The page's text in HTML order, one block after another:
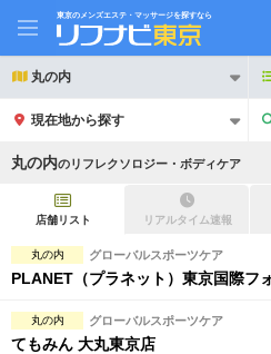
東京のメンズエステ・マッサージを探すなら
丸の内
現在地から探す
21時以降も受付
初回割引あり
丸の内のリフレクソロジー・ボディケア
店舗リスト リアルタイム速報
丸の内 グローバルスポーツケア
PLANET（プラネット）東京国際フ
丸の内 グローバルスポーツケア
てもみん 大丸東京店